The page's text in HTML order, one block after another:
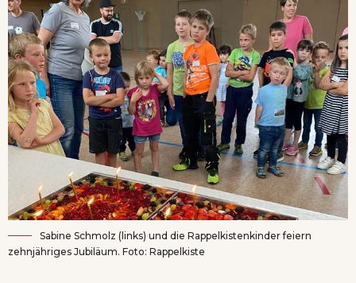
Sabine Schmolz (links) und die Rappelkistenkinder feiern
zehnjähriges Jubiläum. Foto: Rappelkiste